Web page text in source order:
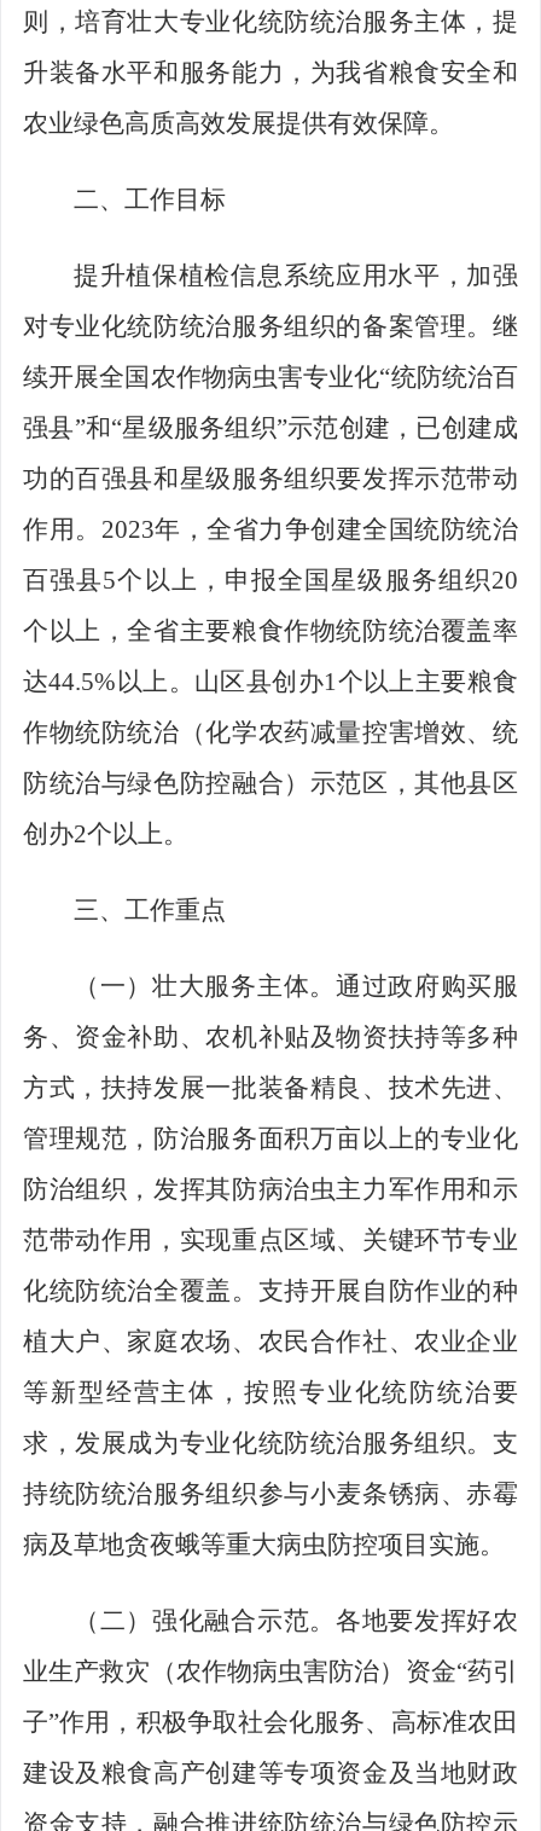
则，培育壮大专业化统防统治服务主体，提
升装备水平和服务能力，为我省粮食安全和
农业绿色高质高效发展提供有效保障。
二、工作目标
提升植保植检信息系统应用水平，加强
对专业化统防统治服务组织的备案管理。继
续开展全国农作物病虫害专业化“统防统治百
强县”和“星级服务组织”示范创建，已创建成
功的百强县和星级服务组织要发挥示范带动
作用。 2023年，全省力争创建全国统防统治
百强县5个以上，申报全国星级服务组织20
个以上，全省主要粮食作物统防统治覆盖率
达44.5% 以上。山区县创办1个以上主要粮食
作物统防统治（化学农药减量控害增效、统
防统治与绿色防控融合）示范区，其他县区
创办2个以上。
三、工作重点
（一）壮大服务主体。 通过政府购买服
务、资金补助、农机补贴及物资扶持等多种
方式，扶持发展一批装备精良、技术先进、
管理规范，防治服务面积万亩以上的专业化
防治组织，发挥其防病治虫主力军作用和示
范带动作用，实现重点区域、关键环节专业
化统防统治全覆盖。支持开展自防作业的种
植大户、家庭农场、农民合作社、农业企业
等新型经营主体，按照专业化统防统治要
求，发展成为专业化统防统治服务组织。支
持统防统治服务组织参与小麦条锈病、赤霉
病及草地贪夜蛾等重大病虫防控项目实施。
（二）强化融合示范。 各地要发挥好农
业生产救灾（农作物病虫害防治）资金“药引
子”作用，积极争取社会化服务、高标准农田
建设及粮食高产创建等专项资金及当地财政
资金支持，融合推进统防统治与绿色防控示